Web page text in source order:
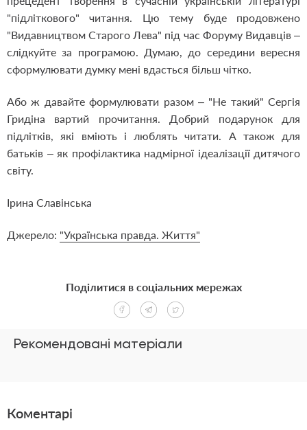
"підліткового" читання. Цю тему буде продовжено
"Видавництвом Старого Лева" під час Форуму Видавців –
слідкуйте за програмою. Думаю, до середини вересня
сформулювати думку мені вдасться більш чітко.
Або ж давайте формулювати разом – "Не такий" Сергія
Гридіна вартий прочитання. Добрий подарунок для
підлітків, які вміють і люблять читати. А також для
батьків – як профілактика надмірної ідеалізації дитячого
світу.
Ірина Славінська
Джерело: "Українська правда. Життя"
Рекомендовані матеріали
Поділитися в соціальних мережах
Коментарі